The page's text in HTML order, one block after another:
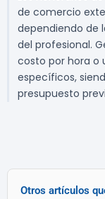
de comercio
dependiendo de
del profesional.
costo por hora o
específicos,
presupuesto
Otros artículos